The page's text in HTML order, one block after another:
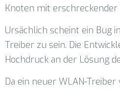
Knoten mit erschreckender
Ursächlich scheint ein Bug
Treiber zu sein. Die
Hochdruck an der Lösung
Da ein neuer WLAN-